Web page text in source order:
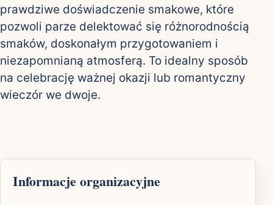
prawdziwe doświadczenie smakowe, które
pozwoli parze delektować się różnorodnością
smaków, doskonałym przygotowaniem i
niezapomnianą atmosferą. To idealny sposób
na celebrację ważnej okazji lub romantyczny
wieczór we dwoje.
Informacje organizacyjne